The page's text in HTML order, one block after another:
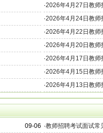
·2026年4月27日教师
·2026年4月24日教师
·2026年4月22日教师
·2026年4月20日教师
·2026年4月17日教师
·2026年4月15日教师
·2026年4月13日教师
09-06 ·教师招聘考试面试常